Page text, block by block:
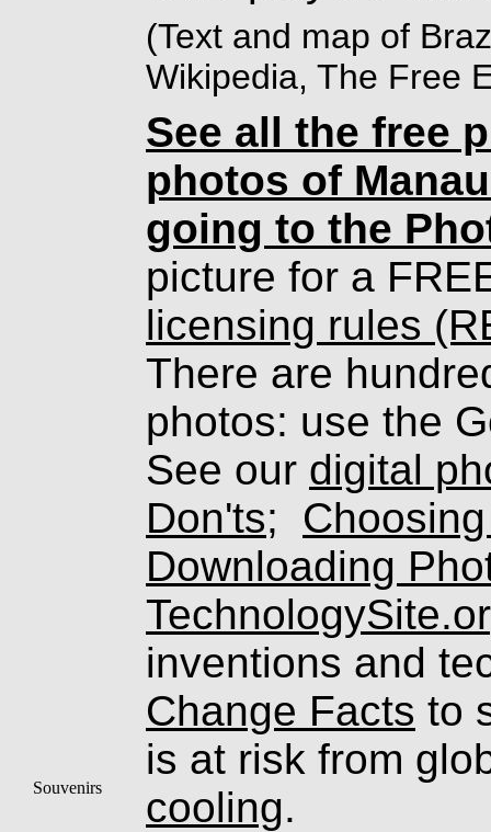
Souvenirs
(Text and map of
Wikipedia, The Free
See all the free
photos of
going to the
picture for a
licensing rules
There are
photos: use the
See our digital
Don'ts;
Downloading
inventions and
Change Facts to
is at risk from
cooling.